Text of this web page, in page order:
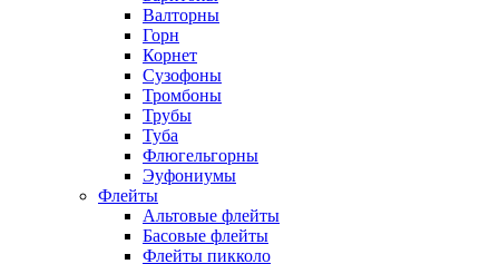
Валторны
Горн
Корнет
Сузофоны
Тромбоны
Трубы
Туба
Флюгельгорны
Эуфониумы
Флейты
Альтовые флейты
Басовые флейты
Флейты пикколо